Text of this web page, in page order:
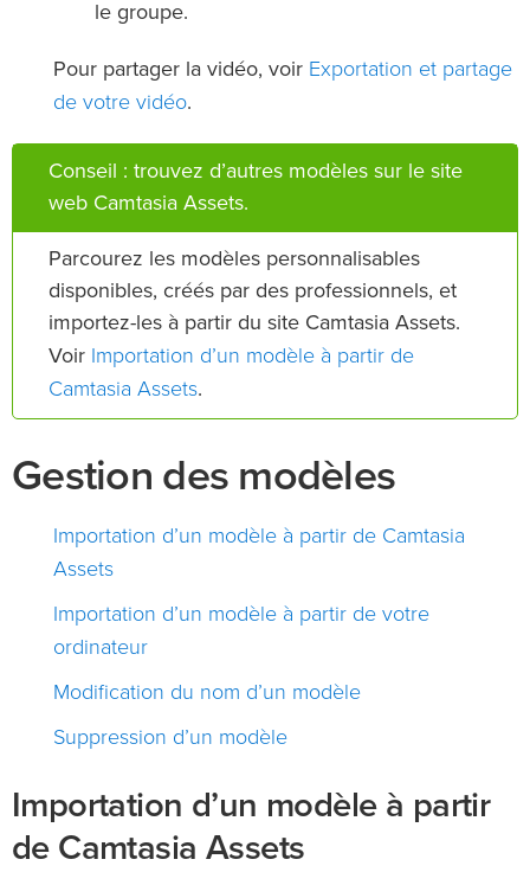
le groupe.
Pour partager la vidéo, voir Exportation et partage
de votre vidéo.
Conseil : trouvez d’autres modèles sur le site
web Camtasia Assets.
Parcourez les modèles personnalisables
disponibles, créés par des professionnels, et
importez-les à partir du site Camtasia Assets.
Voir Importation d’un modèle à partir de
Camtasia Assets.
Gestion des modèles
Importation d’un modèle à partir de Camtasia
Assets
Importation d’un modèle à partir de votre
ordinateur
Modification du nom d’un modèle
Suppression d’un modèle
Importation d’un modèle à partir
de Camtasia Assets